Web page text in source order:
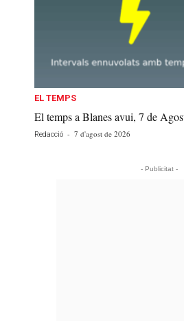
EL TEMPS
El temps a Blanes avui, 7 de
Redacció - 7 d'agost de 2026
- Publicitat -